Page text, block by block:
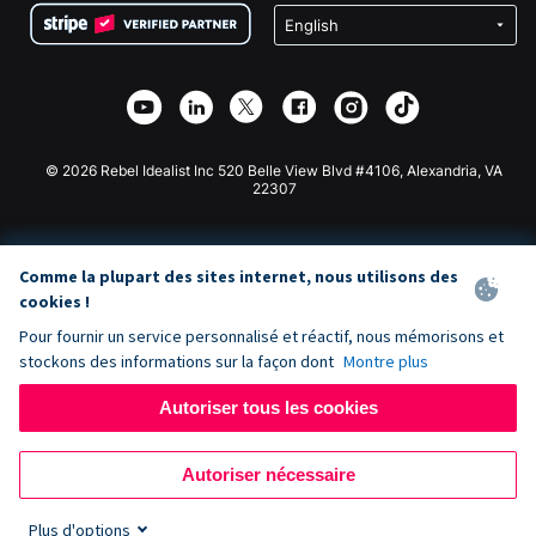
Confidentialité
Partenariat d'affiliation
Bibliothèque
Collecte de fonds caritative
Plugin de don Wix
Application de don Webflow
Don Joomla
© 2026 Rebel Idealist Inc 520 Belle View Blvd #4106, Alexandria, VA
22307
Comme la plupart des sites internet, nous utilisons des
cookies !
Pour fournir un service personnalisé et réactif, nous mémorisons et
stockons des informations sur la façon dont Montre plus
Autoriser tous les cookies
Autoriser nécessaire
Plus d'options